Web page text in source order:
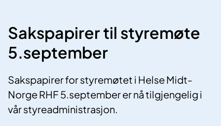
Sakspapirer til styremøte
5.september
Sakspapirer for styremøtet i Helse Midt-
Norge RHF 5.september er nå tilgjengelig i
vår styreadministrasjon.